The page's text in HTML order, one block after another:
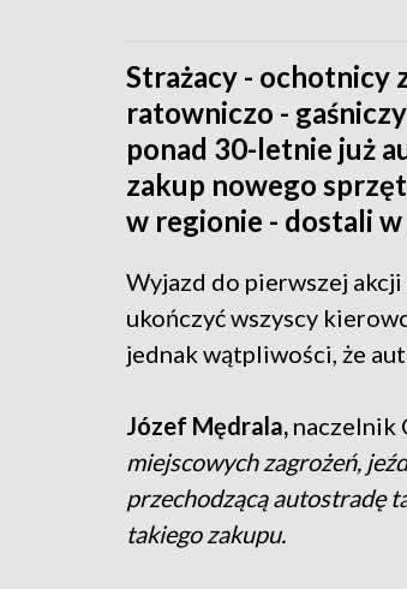
Strażacy - ochotnicy
ratowniczo -
ponad 30-letnie już
zakup nowego
w regionie - dostali
Wyjazd do pierwszej
ukończyć wszyscy
jednak wątpliwości, że
Józef Mędrala, naczelnik
miejscowych zagrożeń,
przechodzącą autostradę
takiego zakupu.